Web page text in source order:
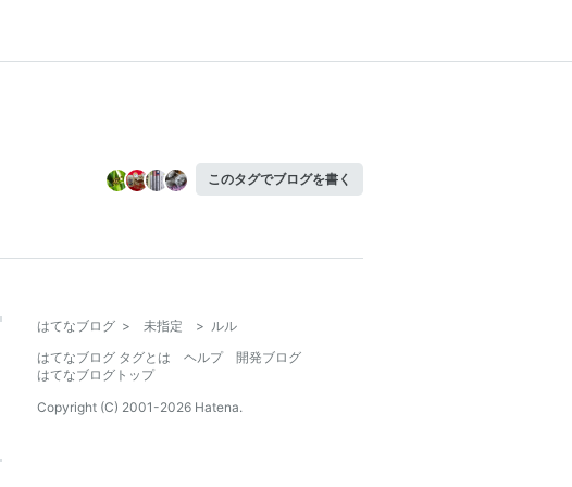
このタグでブログを書く
はてなブログ > 未指定 > ルル
はてなブログ タグとは
ヘルプ
開発ブログ
はてなブログトップ
Copyright (C) 2001-2026 Hatena.